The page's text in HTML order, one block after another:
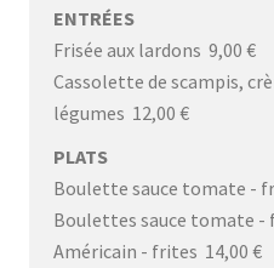
ENTRÉES
Frisée aux lardons 9,00 €
Cassolette de scampis,
légumes 12,00 €
PLATS
Boulette sauce tomate -
Boulettes sauce tomate -
Américain - frites 14,00 €